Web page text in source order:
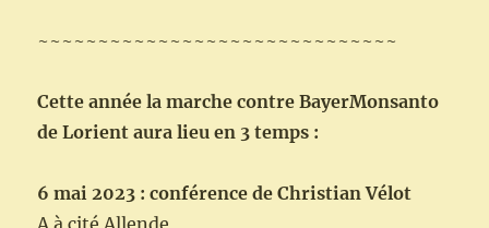
~~~~~~~~~~~~~~~~~~~~~~~~~~~~~~
Cette année la marche contre BayerMonsanto
de Lorient aura lieu en 3 temps :
6 mai 2023 : conférence de Christian Vélot